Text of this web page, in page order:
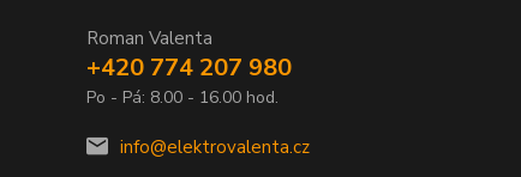
Roman Valenta
+420 774 207 980
Po - Pá: 8.00 - 16.00 hod.
info@elektrovalenta.cz